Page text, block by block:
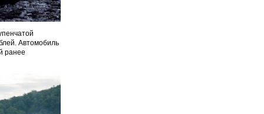
Автомобиль
ранее